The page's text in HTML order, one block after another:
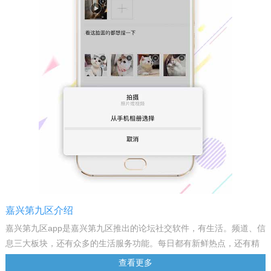
嘉兴第九区介绍
嘉兴第九区app是嘉兴第九区推出的论坛社交软件，有生活。频道、信
息三大板块，还有众多的生活服务功能。每日都有新鲜热点，还有精
彩活动，能交友，能聊天，同城无距离。喜欢的朋友就来下载体验
查看更多